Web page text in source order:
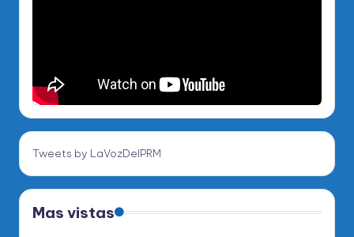
Tweets by LaVozDelPRM
Mas vistas